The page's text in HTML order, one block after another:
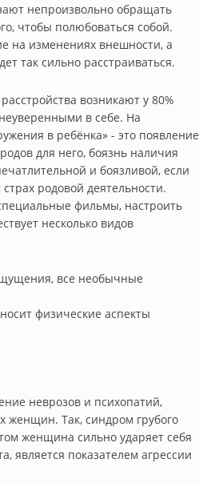
непроизвольно обращать
чтобы полюбоваться собой.
на изменениях внешности, а
так сильно расстраиваться.
возникают у 80%
в себе. На
в ребёнка» - это появление
для него, боязнь наличия
и боязливой, если
родовой деятельности.
фильмы, настроить
несколько видов
все необычные
физические аспекты
неврозов и психопатий,
женщин. Так, синдром грубого
женщина сильно ударяет себя
является показателем агрессии